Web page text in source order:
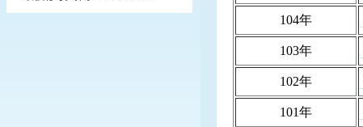
104年
103年
102年
101年